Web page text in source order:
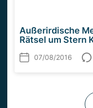
Außerirdische
Rätsel um Stern
07/08/2016